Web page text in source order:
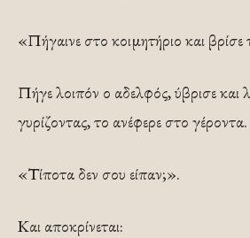
«Πήγαινε στο κοιμητήριο και βρίσε
Πήγε λοιπόν ο αδελφός, ύβρισε και
γυρίζοντας, το ανέφερε στο γέροντα.
«Τίποτα δεν σου είπαν;».
Και αποκρίνεται: